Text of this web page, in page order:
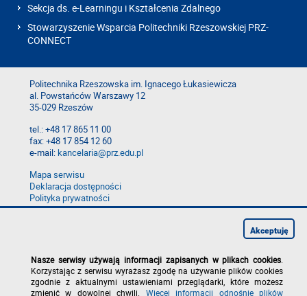
Sekcja ds. e-Learningu i Kształcenia Zdalnego
Stowarzyszenie Wsparcia Politechniki Rzeszowskiej PRZ-
CONNECT
Politechnika Rzeszowska im. Ignacego Łukasiewicza
al. Powstańców Warszawy 12
35-029 Rzeszów
tel.: +48 17 865 11 00
fax: +48 17 854 12 60
e-mail:kancelaria@prz.edu.pl
Mapa serwisu
Deklaracja dostępności
Polityka prywatności
Zgłoś błąd na stronie
Nasze serwisy używają informacji zapisanych w plikach cookies
Korzystając z serwisu wyrażasz zgodę na używanie plików cookies
zgodnie z aktualnymi ustawieniami przeglądarki, które możesz
zmienić w dowolnej chwili. Więcej informacji odnośnie plików
Akceptuję